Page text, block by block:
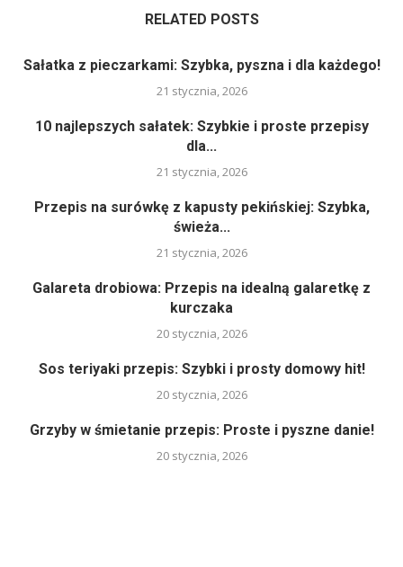
RELATED POSTS
Sałatka z pieczarkami: Szybka, pyszna i dla każdego!
21 stycznia, 2026
10 najlepszych sałatek: Szybkie i proste przepisy
dla...
21 stycznia, 2026
Przepis na surówkę z kapusty pekińskiej: Szybka,
świeża...
21 stycznia, 2026
Galareta drobiowa: Przepis na idealną galaretkę z
kurczaka
20 stycznia, 2026
Sos teriyaki przepis: Szybki i prosty domowy hit!
20 stycznia, 2026
Grzyby w śmietanie przepis: Proste i pyszne danie!
20 stycznia, 2026